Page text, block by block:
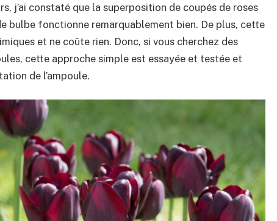
j’ai constaté que la superposition de coupés de roses
bulbe fonctionne remarquablement bien. De plus, cette
et ne coûte rien. Donc, si vous cherchez des
cette approche simple est essayée et testée et
de l’ampoule.